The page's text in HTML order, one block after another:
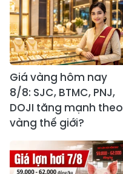
Giá vàng hôm nay
8/8: SJC, BTMC, PNJ,
DOJI tăng mạnh theo
vàng thế giới?